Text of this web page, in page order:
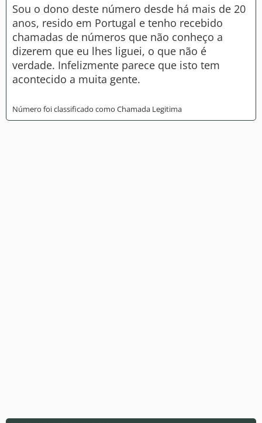
Sou o dono deste número desde há mais de 20
anos, resido em Portugal e tenho recebido
chamadas de números que não conheço a
dizerem que eu lhes liguei, o que não é
verdade. Infelizmente parece que isto tem
acontecido a muita gente.
Número foi classificado como Chamada Legitima